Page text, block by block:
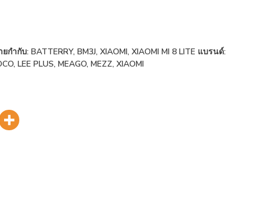
ยกำกับ: BATTERRY, BM3J, XIAOMI, XIAOMI MI 8 LITE แบรนด์:
, LEE PLUS, MEAGO, MEZZ, XIAOMI